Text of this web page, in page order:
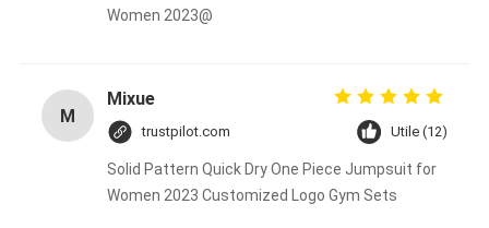
Women 2023@
M
Mixue
trustpilot.com Utile (12)
Solid Pattern Quick Dry One Piece Jumpsuit for
Women 2023 Customized Logo Gym Sets